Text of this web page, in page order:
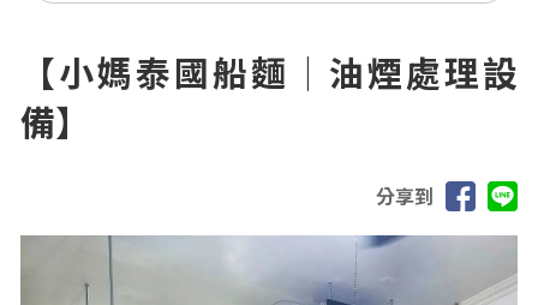
【小媽泰國船麵｜油煙處理設
備】
分享到